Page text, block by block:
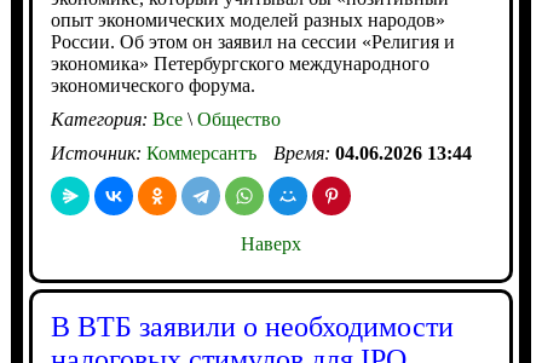
опыт экономических моделей разных народов»
России. Об этом он заявил на сессии «Религия и
экономика» Петербургского международного
экономического форума.
Категория: Все\Общество
Источник: Коммерсантъ Время: 04.06.2026 13:44
Наверх
В ВТБ заявили о необходимости